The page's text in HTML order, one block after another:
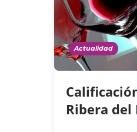
Actualidad
Ribera del